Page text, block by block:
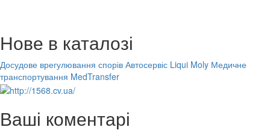
Нове в каталозі
Досудове врегулювання спорів Автосервіс Liqui Moly Медичне
транспортування MedTransfer
Ваші коментарі